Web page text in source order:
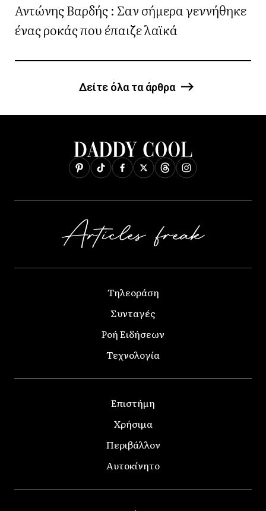
Αντώνης Βαρδής : Σαν σήμερα γεννήθηκε
ένας ροκάς που έπαιζε λαϊκά
Δείτε όλα τα άρθρα
Τηλεοράση
Συνταγές
Ροή Ειδήσεων
Τεχνολογία
Επιστήμη
Χρήσιμα
Περιβάλλον
Αυτοκίνητο